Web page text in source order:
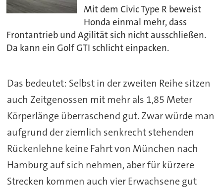
Mit dem Civic Type R beweist
Honda einmal mehr, dass
Frontantrieb und Agilität sich nicht ausschließen.
Da kann ein Golf GTI schlicht einpacken.
Das bedeutet: Selbst in der zweiten Reihe sitzen
auch Zeitgenossen mit mehr als 1,85 Meter
Körperlänge überraschend gut. Zwar würde man
aufgrund der ziemlich senkrecht stehenden
Rückenlehne keine Fahrt von München nach
Hamburg auf sich nehmen, aber für kürzere
Strecken kommen auch vier Erwachsene gut